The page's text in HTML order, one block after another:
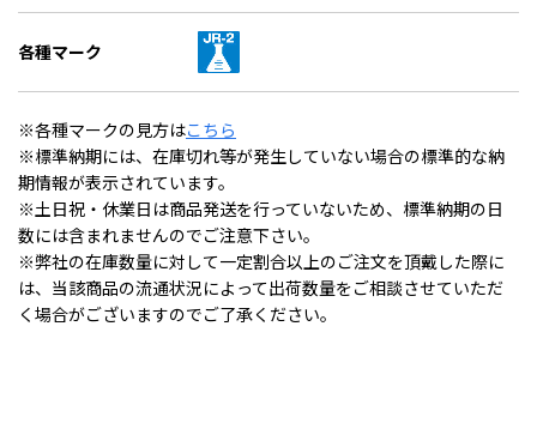
各種マーク
※各種マークの見方はこちら
※標準納期には、在庫切れ等が発生していない場合の標準的な納
期情報が表示されています。
※土日祝・休業日は商品発送を行っていないため、標準納期の日
数には含まれませんのでご注意下さい。
※弊社の在庫数量に対して一定割合以上のご注文を頂戴した際に
は、当該商品の流通状況によって出荷数量をご相談させていただ
く場合がございますのでご了承ください。